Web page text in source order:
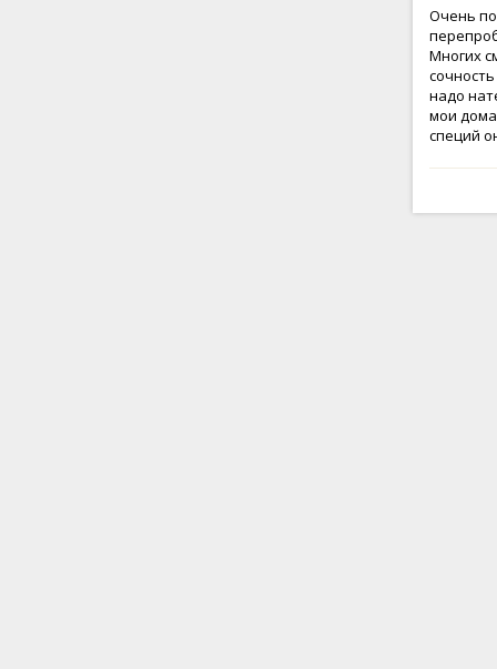
Очень
Многих
надо
мои
специй